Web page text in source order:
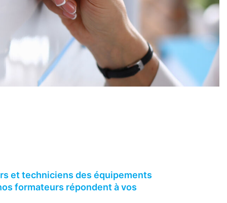
et techniciens des équipements
formateurs répondent à vos